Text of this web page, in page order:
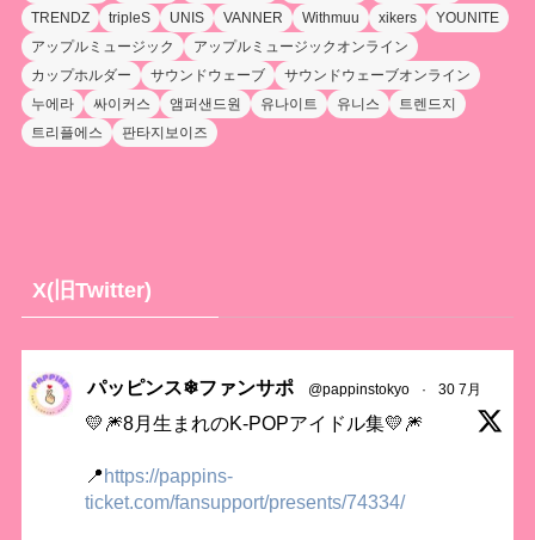
TRENDZ
tripleS UNIS VANNER Withmuu xikers
YOUNITE
アップルミュージック
アップルミュージックオンライン
カップホルダー
サウンドウェーブ
サウンドウェーブオンライン
누에라
싸이커스 앰퍼샌드원 유나이트 유니스
트렌드지
트리플에스
판타지보이즈
X(旧Twitter)
パッピンス❄ファンサポ @pappinstokyo · 30 7月
💛🎆8月生まれのK-POPアイドル集💛🎆
📍https://pappins-
ticket.com/fansupport/presents/74334/